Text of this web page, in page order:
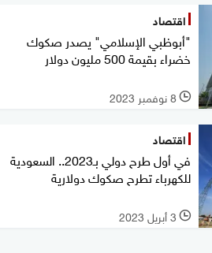
اقتصاد
"أبوظبي الإسلامي" يصدر صكوك
خضراء بقيمة 500 مليون دولار
l 8 نوفمبر 2023
اقتصاد
في أول طرح دولي بـ2023.. السعودية
للكهرباء تطرح صكوك دولارية
l 3 أبريل 2023